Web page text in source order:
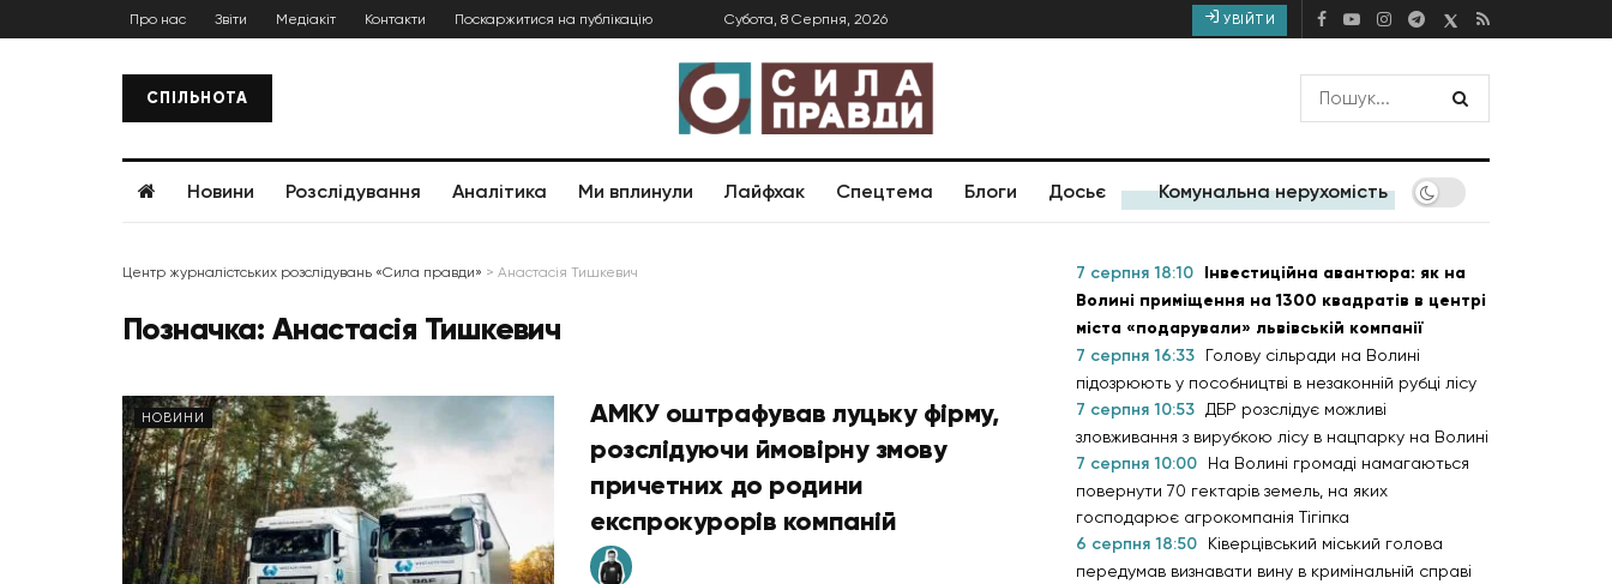
Про нас Звіти Медіакіт Контакти Поскаржитися на публікацію Субота, 8 Серпня, 2026 УВІЙТИ
СПІЛЬНОТА
Новини Розслідування Аналітика Ми вплинули Лайфхак Спецтема Блоги Досьє Комунальна нерухомість
Центр журналістських розслідувань «Сила правди» > Анастасія Тишкевич
Позначка: Анастасія Тишкевич
НОВИНИ
АМКУ оштрафував луцьку фірму,
розслідуючи ймовірну змову
причетних до родини
експрокурорів компаній
7 серпня 18:10 Інвестиційна авантюра: як на
Волині приміщення на 1300 квадратів в центрі
міста «подарували» львівській компанії
7 серпня 16:33
Голову сільради на Волині
підозрюють у пособництві в незаконній рубці лісу
7 серпня 10:53
ДБР розслідує можливі
зловживання з вирубкою лісу в нацпарку на Волині
7 серпня 10:00
На Волині громаді намагаються
повернути 70 гектарів земель, на яких
господарює агрокомпанія Тігіпка
6 серпня 18:50
Ківерцівський міський голова
передумав визнавати вину в кримінальній справі